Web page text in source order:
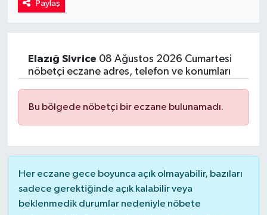
Paylaş
Elazığ Sivrice 08 Ağustos 2026 Cumartesi
nöbetçi eczane adres, telefon ve konumları
Bu bölgede nöbetçi bir eczane bulunamadı.
Her eczane gece boyunca açık olmayabilir, bazıları
sadece gerektiğinde açık kalabilir veya
beklenmedik durumlar nedeniyle nöbete
Yaşam